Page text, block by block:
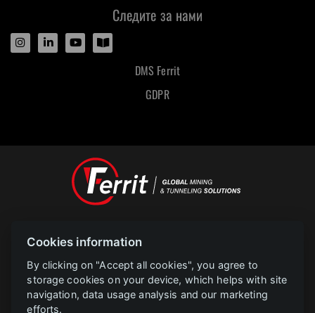
Следите за нами
DMS Ferrit
GDPR
POLAR televize Ostrava s.r.o.
Copyright
2023 |www.polar.cz
PROJEKT FERRIT s.r.o. Implementace informačního systému společnosti
Cookies information
By clicking on "Accept all cookies", you agree to
storage cookies on your device, which helps with site
navigation, data usage analysis and our marketing
efforts.